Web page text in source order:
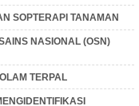
SOPTERAPI TANAMAN
NASIONAL (OSN)
TERPAL